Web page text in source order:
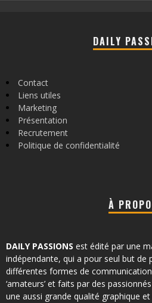
DAILY
Contact
Liens utiles
Marketing
Présentation
Recrutement
Politique de confidentialité
À
DAILY PASSIONS est édité par une
indépendante, qui a pour seul but de
différentes formes de
‘amateurs’ et faits par des
une aussi grande qualité graphique